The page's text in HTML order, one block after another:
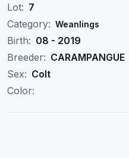
Lot: 7
Category: Weanlings
Birth: 08 - 2019
Breeder: CARAMPANGUE
Sex: Colt
Color: